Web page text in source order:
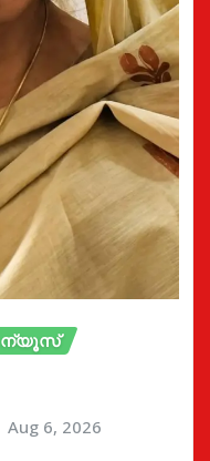
ന്യൂസ്
Aug 6, 2026